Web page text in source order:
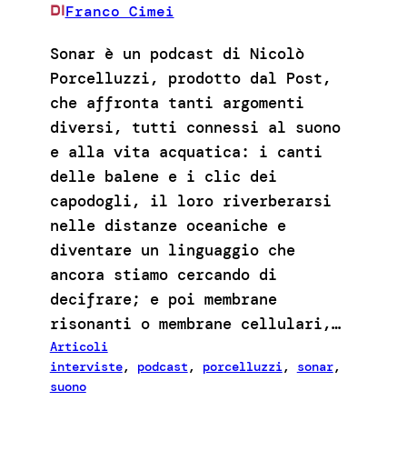
DIFranco Cimei
Sonar è un podcast di Nicolò
Porcelluzzi, prodotto dal Post,
che affronta tanti argomenti
diversi, tutti connessi al suono
e alla vita acquatica: i canti
delle balene e i clic dei
capodogli, il loro riverberarsi
nelle distanze oceaniche e
diventare un linguaggio che
ancora stiamo cercando di
decifrare; e poi membrane
risonanti o membrane cellulari,…
Articoli
interviste, podcast, porcelluzzi, sonar
suono